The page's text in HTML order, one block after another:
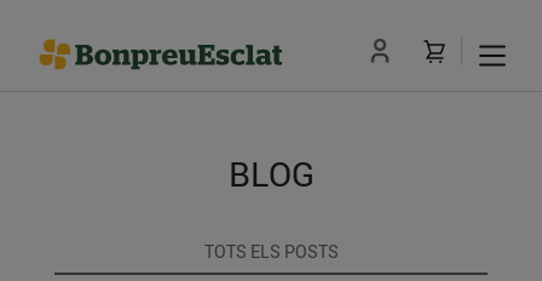
BLOG
TOTS ELS POSTS